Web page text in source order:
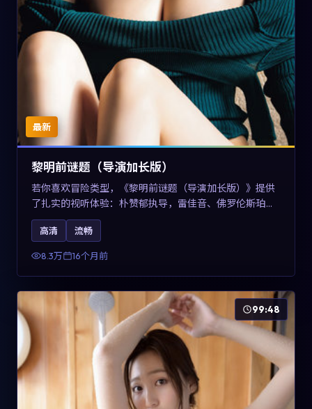
最新
黎明前谜题（导演加长版）
若你喜欢冒险类型，《黎明前谜题（导演加长版）》提供
了扎实的视听体验：朴赞郁执导，雷佳音、佛罗伦斯·珀与
章子怡共同演绎。影片2025年于美国上映，内容在有限空
间内完成高密度的戏剧冲突，关键词包含高清流畅、人物
关系与情节反转，适合检索「2025冒险」「美国电影」的
高清 流畅
8.3万 16个月前
99:48